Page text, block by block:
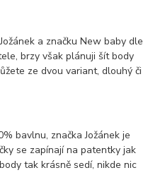
a značku New baby dle
brzy však plánuji šít body
ze dvou variant, dlouhý či
bavlnu, značka Jožánek je
se zapínají na patentky jak
tak krásně sedí, nikde nic